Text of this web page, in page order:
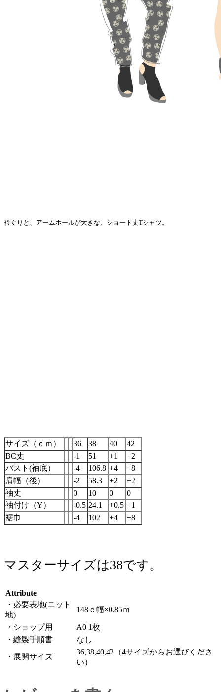
衿ぐりと、アームホールが大きな、ショート丈Tシャツ。
サイズ（ｃｍ） 36 38 40
42
BC丈
-1 51 +1
+2
バスト(袖底）
-4 106.8 +4
+8
肩幅（後）
-2 58.3 +2
+2
袖丈
0 10 0
0
袖付け（Y）
-0.5 24.1 +0.5 +1
裾巾
-4 102 +4 +8
マスターサイズは38です。
Attribute
・必要表地(ニット
地)
148ｃ幅×0.85ｍ
・ショップ用
A0 1枚
・縫製手順書
なし
・展開サイズ
36,38,40,42（4サイズからお選びくださ
い）